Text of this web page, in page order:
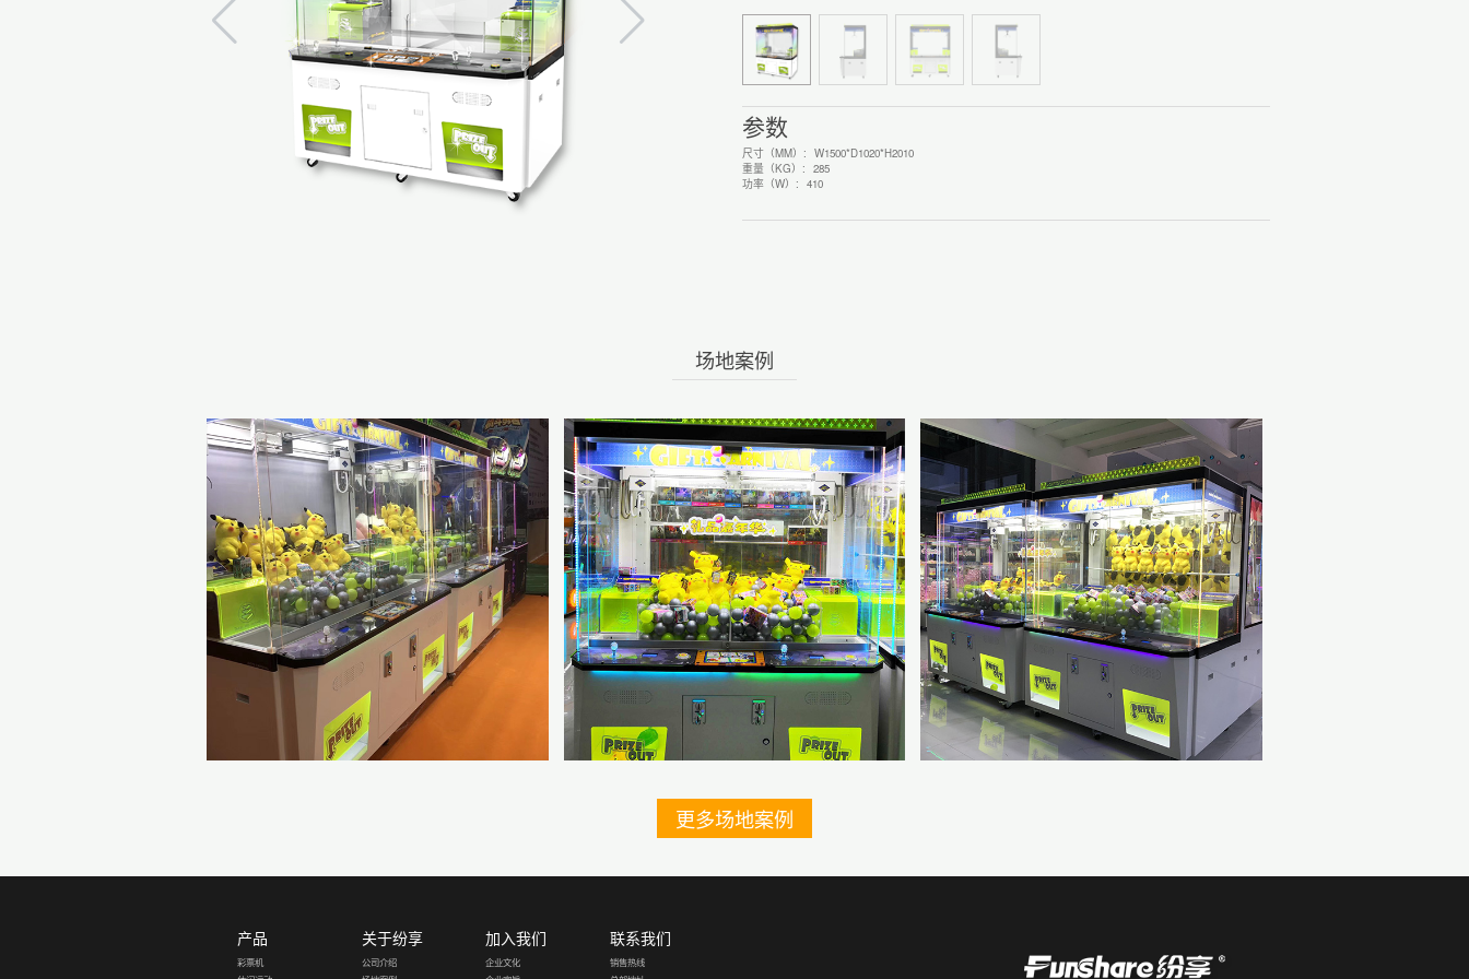
参数
尺寸（MM）: W1500*D1020*H2010
重量（KG）: 285
功率（W）: 410
场地案例
更多场地案例
产品
彩票机
关于纷享
公司介绍
加入我们
企业文化
联系我们
销售热线